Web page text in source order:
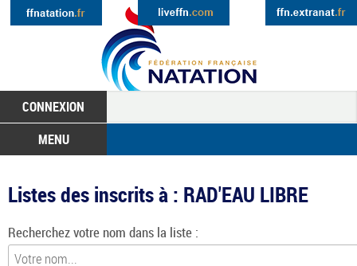
CONNEXION
MENU
Listes des inscrits à : RAD'EAU LIBRE
Recherchez votre nom dans la liste :